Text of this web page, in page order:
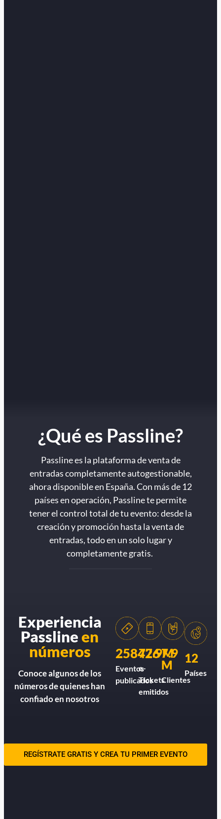
¿Qué es Passline?
Passline es la plataforma de venta de
entradas completamente autogestionable,
ahora disponible en España. Con más de 12
países en operación, Passline te permite
tener el control total de tu evento: desde la
creación y promoción hasta la venta de
entradas, todo en un solo lugar y
completamente gratis.
Experiencia
Passlineen
números
Conoce algunos de los
números de quienes han
confiado en nosotros
258426
Eventos
publicados
77.9M
e-
Tickets
emitidos
7.9
M
Clientes
12
Países
REGÍSTRATE GRATIS Y CREA TU PRIMER EVENTO